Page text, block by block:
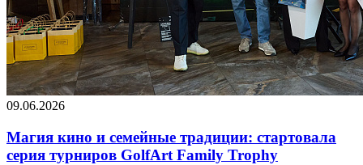
09.06.2026
Магия кино и семейные традиции: стартовала
серия турниров GolfArt Family Trophy